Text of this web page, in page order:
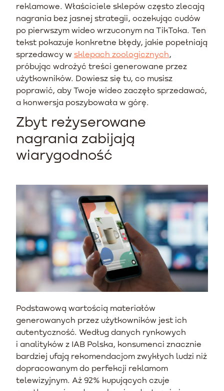
reklamowe. Właściciele sklepów często zlecają
nagrania bez jasnej strategii, oczekując cudów
po pierwszym wideo wrzuconym na TikToka. Ten
tekst pokazuje konkretne błędy, jakie popełniają
sprzedawcy w sklepach zoologicznych
próbując wdrożyć treści generowane przez
użytkowników. Dowiesz się tu, co musisz
poprawić, aby Twoje wideo zaczęło sprzedawać,
a konwersja poszybowała w górę.
Zbyt reżyserowane
nagrania zabijają
wiarygodność
Podstawową wartością materiałów
generowanych przez użytkowników jest ich
autentyczność. Według danych rynkowych
i analityków z IAB Polska, konsumenci znacznie
bardziej ufają rekomendacjom zwykłych ludzi niż
dopracowanym do perfekcji reklamom
telewizyjnym. Aż 92% kupujących czuje